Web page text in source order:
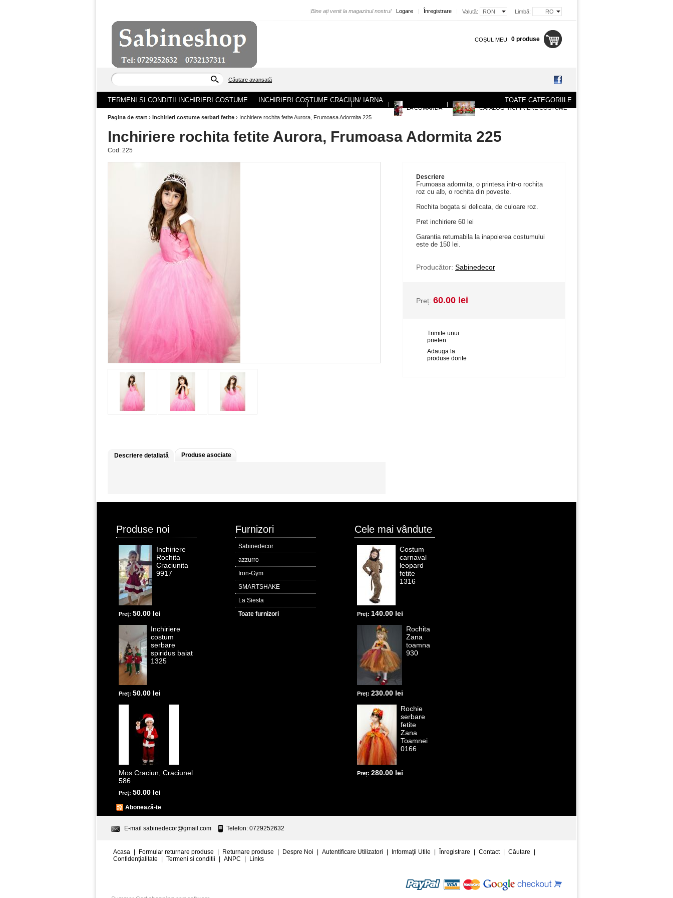
Limbă: RO
Valută: RON
Logare Înregistrare
Bine ați venit la magazinul nostru!
COȘUL MEU 0 produse
Căutare avansată
ACASA | DESPRE NOI | CONTACT |
LA COMANDA
|
CATALOG INCHIRIERE COSTUME
TERMENI SI CONDITII INCHIRIERI COSTUME INCHIRIERI COSTUME CRACIUN/ IARNA TOATE CATEGORIILE
Pagina de start › Inchirieri costume serbari fetite › Inchiriere rochita fetite Aurora, Frumoasa Adormita 225
Inchiriere rochita fetite Aurora, Frumoasa Adormita 225
Cod: 225
Descriere
Frumoasa adormita, o printesa intr-o rochita
roz cu alb, o rochita din poveste.
Rochita bogata si delicata, de culoare roz.
Pret inchiriere 60 lei
Garantia returnabila la inapoierea costumului
este de 150 lei.
Producător: Sabinedecor
Preț: 60.00 lei
Trimite unui
prieten
Adauga la
produse dorite
Descriere detaliată Produse asociate
Produse noi
Inchiriere
Rochita
Craciunita
9917
Preț: 50.00 lei
Inchiriere
costum
serbare
spiridus baiat
1325
Preț: 50.00 lei
Mos Craciun, Craciunel
586
Preț: 50.00 lei
Abonează-te
Furnizori
Sabinedecor
azzurro
Iron-Gym
SMARTSHAKE
La Siesta
Toate furnizori
Cele mai vândute
Costum
carnaval
leopard
fetite
1316
Preț: 140.00 lei
Rochita
Zana
toamna
930
Preț: 230.00 lei
Rochie
serbare
fetite
Zana
Toamnei
0166
Preț: 280.00 lei
E-mail sabinedecor@gmail.com Telefon: 0729252632
Acasa Formular returnare produse Returnare produse Despre Noi Autentificare Utilizatori Informaţii Utile Înregistrare Contact Căutare
Confidenţialitate
Termeni si conditii ANPC Links